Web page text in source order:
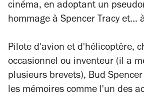
cinéma, en adoptant un
hommage à Spencer Tracy et...
Pilote d'avion et d'hélicoptère,
occasionnel ou inventeur (il a
plusieurs brevets), Bud
les mémoires comme l'un des